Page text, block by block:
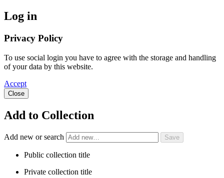
Log in
Privacy Policy
To use social login you have to agree with the storage and handling
of your data by this website.
Accept
Close
Add to Collection
Add new or search
Public collection title
Private collection title